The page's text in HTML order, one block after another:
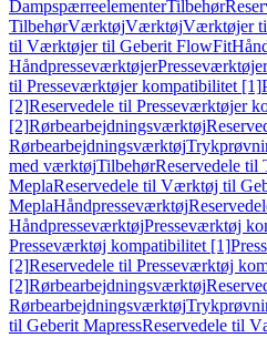
DampspærreelementerTilbehør
TilbehørVærktøjVærktøjVærktøjer
til Værktøjer til Geberit FlowFit
Håndpresseværktøjer
til Presseværktøjer kompatibilitet [1]
[2]Reservedele til Presseværktøjer
[2]Rørbearbejdningsværktøj
Rørbearbejdningsværktøj
med værktøjTilbehørReservedele til
MeplaReservedele til Værktøj til
MeplaHåndpresseværktøj
HåndpresseværktøjPresseværktøj
Presseværktøj kompatibilitet [1]
[2]Reservedele til Presseværktøj
[2]Rørbearbejdningsværktøj
Rørbearbejdningsværktøj
til Geberit MapressReservedele til